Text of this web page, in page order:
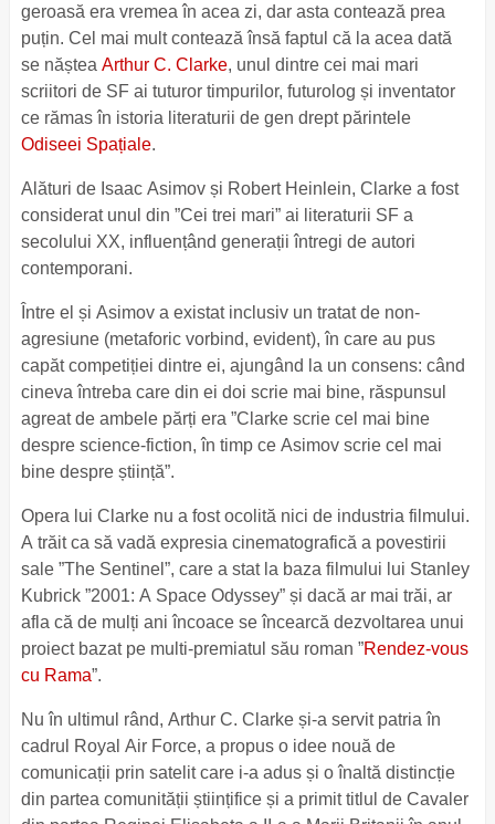
geroasă era vremea în acea zi, dar asta contează prea
puțin. Cel mai mult contează însă faptul că la acea dată
se năștea Arthur C. Clarke, unul dintre cei mai mari
scriitori de SF ai tuturor timpurilor, futurolog și inventator
ce rămas în istoria literaturii de gen drept părintele
Odiseei Spațiale.
Alături de Isaac Asimov și Robert Heinlein, Clarke a fost
considerat unul din ”Cei trei mari” ai literaturii SF a
secolului XX, influențând generații întregi de autori
contemporani.
Între el și Asimov a existat inclusiv un tratat de non-
agresiune (metaforic vorbind, evident), în care au pus
capăt competiției dintre ei, ajungând la un consens: când
cineva întreba care din ei doi scrie mai bine, răspunsul
agreat de ambele părți era ”Clarke scrie cel mai bine
despre science-fiction, în timp ce Asimov scrie cel mai
bine despre știință”.
Opera lui Clarke nu a fost ocolită nici de industria filmului.
A trăit ca să vadă expresia cinematografică a povestirii
sale ”The Sentinel”, care a stat la baza filmului lui Stanley
Kubrick ”2001: A Space Odyssey” și dacă ar mai trăi, ar
afla că de mulți ani încoace se încearcă dezvoltarea unui
proiect bazat pe multi-premiatul său roman ”Rendez-vous
cu Rama”.
Nu în ultimul rând, Arthur C. Clarke și-a servit patria în
cadrul Royal Air Force, a propus o idee nouă de
comunicații prin satelit care i-a adus și o înaltă distincție
din partea comunității științifice și a primit titlul de Cavaler